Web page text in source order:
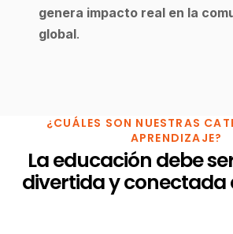
genera impacto real en la
global.
¿CUÁLES SON NUESTRAS
APRENDIZAJE?
La educación debe
divertida y conectada